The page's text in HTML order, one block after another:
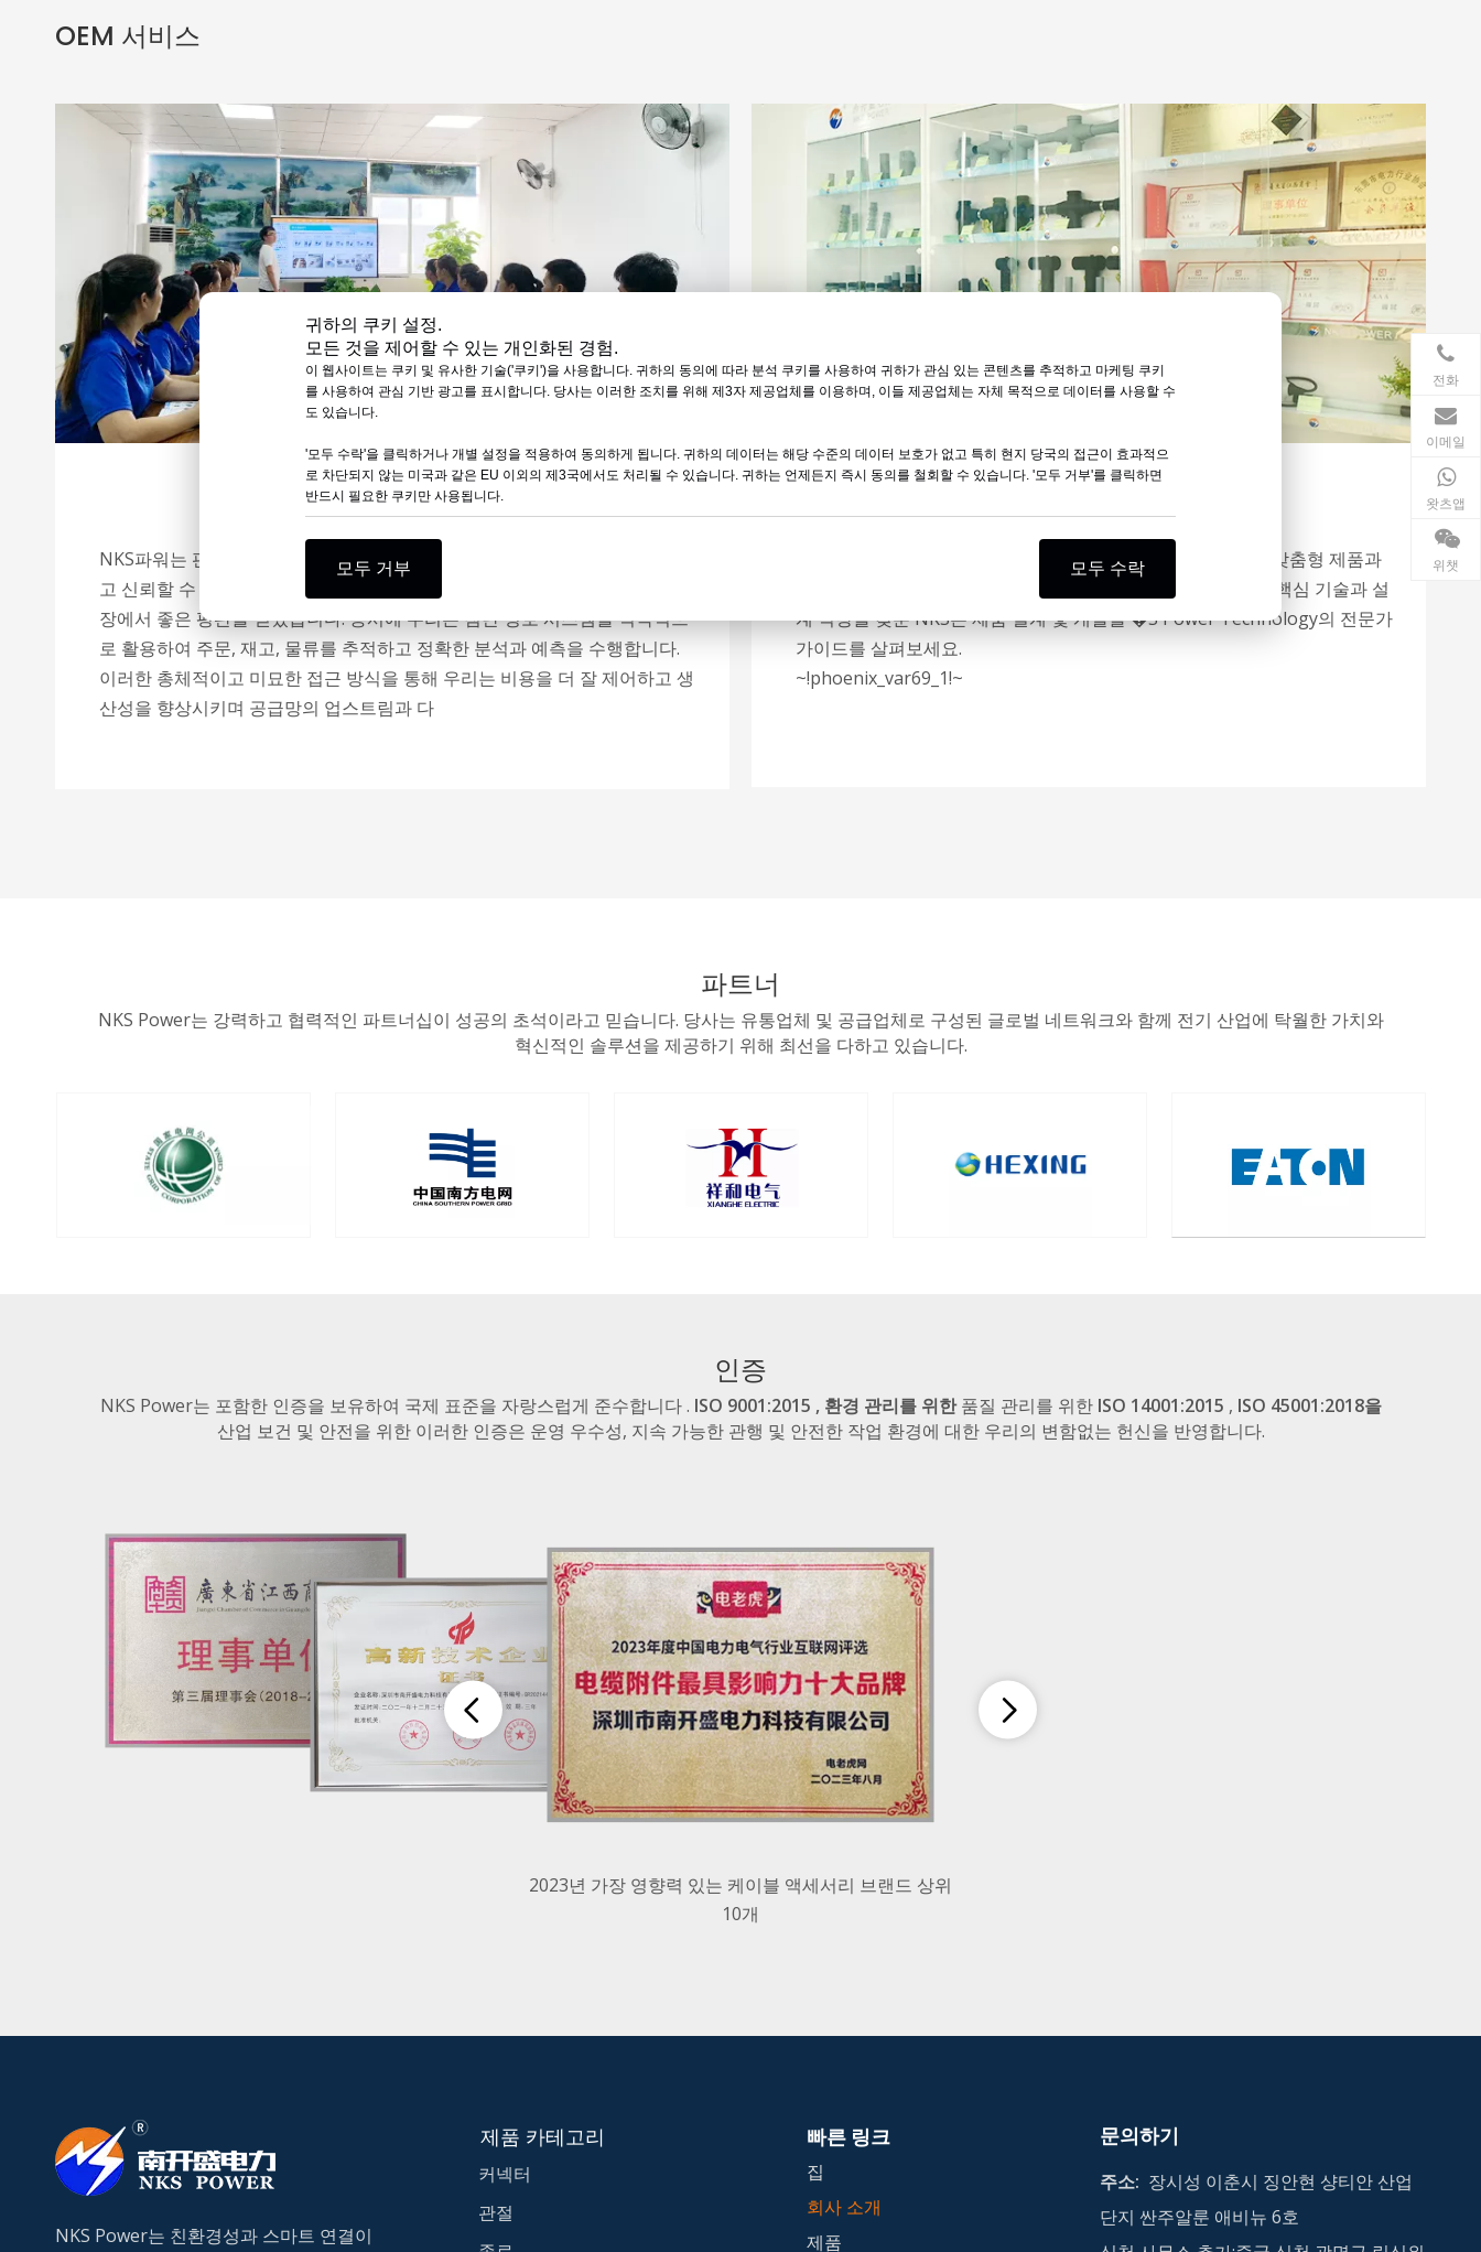
귀하의 쿠키 설정.
모든 것을 제어할 수 있는 개인화된 경험.
이 웹사이트는 쿠키 및 유사한 기술('쿠키')을 사용합니다. 귀하의 동의에 따라 분석 쿠키를 사용하여 귀하가 관심 있는 콘텐츠를 추적하고 마케팅 쿠키
를 사용하여 관심 기반 광고를 표시합니다. 당사는 이러한 조치를 위해 제3자 제공업체를 이용하며, 이들 제공업체는 자체 목적으로 데이터를 사용할 수
도 있습니다.
'모두 수락'을 클릭하거나 개별 설정을 적용하여 동의하게 됩니다. 귀하의 데이터는 해당 수준의 데이터 보호가 없고 특히 현지 당국의 접근이 효과적으
로 차단되지 않는 미국과 같은 EU 이외의 제3국에서도 처리될 수 있습니다. 귀하는 언제든지 즉시 동의를 철회할 수 있습니다. '모두 거부'를 클릭하면
반드시 필요한 쿠키만 사용됩니다.
모두 거부 모두 수락
OEM 서비스
전략적 판매 채널 및 공급망 관리
NKS파워는 판매채널 관리에도 중요한 역할을 하고 있습니다. 우리는 견고하
고 신뢰할 수 있는 파트너십과 유연하고 다양한 판매 네트워크를 구축하여 시
장에서 좋은 평판을 얻었습니다. 동시에 우리는 첨단 정보 시스템을 적극적으
로 활용하여 주문, 재고, 물류를 추적하고 정확한 분석과 예측을 수행합니다.
이러한 총체적이고 미묘한 접근 방식을 통해 우리는 비용을 더 잘 제어하고 생
산성을 향상시키며 공급망의 업스트림과 다
NKS Power는 브랜드 제조업체의 요구 사항을 충족하기 위해 맞춤형 제품과
솔루션을 제공하도록 설계된 OEM 서비스를 제공합니다. 핵심 핵심 기술과 설
계 역량을 갖춘 NKS는 제품 설계 및 개발을 �S Power Technology의 전문가
가이드를 살펴보세요.
~!phoenix_var69_1!~
파트너
NKS Power는 강력하고 협력적인 파트너십이 성공의 초석이라고 믿습니다. 당사는 유통업체 및 공급업체로 구성된 글로벌 네트워크와 함께 전기 산업에 탁월한 가치와
혁신적인 솔루션을 제공하기 위해 최선을 다하고 있습니다.
인증
NKS Power는 포함한 인증을 보유하여 국제 표준을 자랑스럽게 준수합니다 . ISO 9001:2015 , 환경 관리를 위한품질 관리를 위한 ISO 14001:2015 , ISO 45001:2018을
산업 보건 및 안전을 위한 이러한 인증은 운영 우수성, 지속 가능한 관행 및 안전한 작업 환경에 대한 우리의 변함없는 헌신을 반영합니다.
2023년 가장 영향력 있는 케이블 액세서리 브랜드 상위
10개
NKS Power는 친환경성과 스마트 연결이
제품 카테고리
커넥터
관절
빠른 링크
집
회사 소개
제품
문의하기
주소: 장시성 이춘시 징안현 샹티안 산업
단지 싼주알룬 애비뉴 6호
전화
이메일
왓츠앱
위챗